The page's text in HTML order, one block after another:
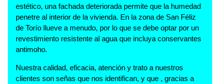
estético, una fachada deteriorada permite que la humedad
penetre al interior de la vivienda. En la zona de San Féliz
de Torío llueve a menudo, por lo que se debe optar por un
revestimiento resistente al agua que incluya conservantes
antimoho.
Nuestra calidad, eficacia, atención y trato a nuestros
clientes son señas que nos identifican, y que , gracias a